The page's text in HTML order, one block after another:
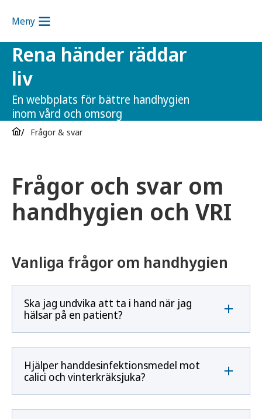
Meny
Rena händer räddar
liv
En webbplats för bättre handhygien
inom vård och omsorg
Frågor & svar
Frågor och svar om
handhygien och VRI
Vanliga frågor om handhygien
Ska jag undvika att ta i hand när jag
hälsar på en patient?
Hjälper handdesinfektionsmedel mot
calici och vinterkräksjuka?